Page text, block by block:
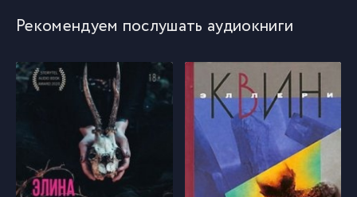
11 02-03
12 02-04
14 03-02
Рекомендуем послушать аудиокниги